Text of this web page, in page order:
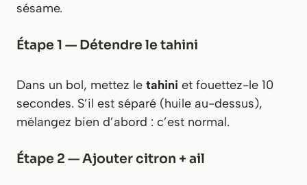
sésame.
Étape 1 — Détendre le tahini
Dans un bol, mettez le tahini et fouettez-le 10
secondes. S’il est séparé (huile au-dessus),
mélangez bien d’abord : c’est normal.
Étape 2 — Ajouter citron + ail